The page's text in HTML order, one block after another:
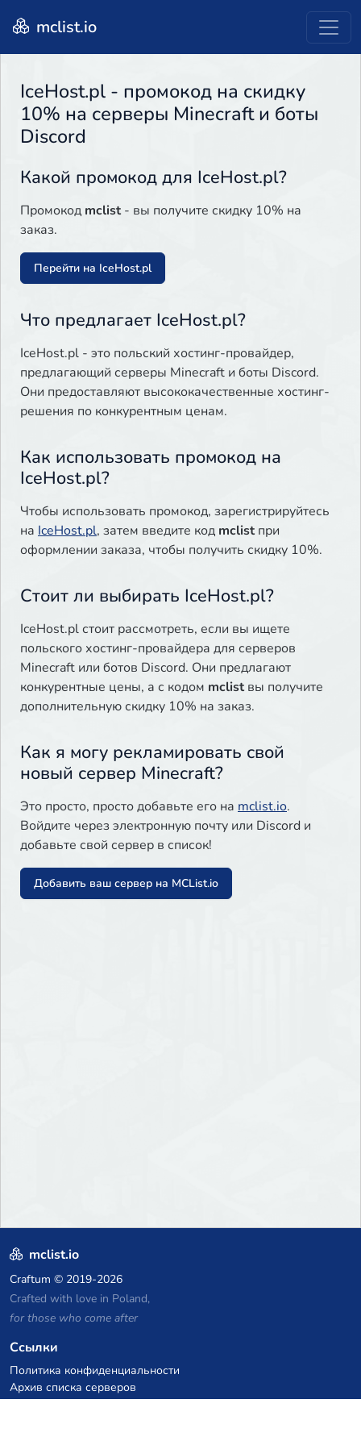
mclist.io
IceHost.pl - промокод на скидку
10% на серверы Minecraft и боты
Discord
Какой промокод для IceHost.pl?
Промокод mclist- вы получите скидку 10% на
заказ.
Перейти на IceHost.pl
Что предлагает IceHost.pl?
IceHost.pl - это польский хостинг-провайдер,
предлагающий серверы Minecraft и боты Discord.
Они предоставляют высококачественные хостинг-
решения по конкурентным ценам.
Как использовать промокод на
IceHost.pl?
Чтобы использовать промокод, зарегистрируйтесь
на IceHost.pl, затем введите код mclist при
оформлении заказа, чтобы получить скидку 10%.
Стоит ли выбирать IceHost.pl?
IceHost.pl стоит рассмотреть, если вы ищете
польского хостинг-провайдера для серверов
Minecraft или ботов Discord. Они предлагают
конкурентные цены, а с кодом mclistвы получите
дополнительную скидку 10% на заказ.
Как я могу рекламировать свой
новый сервер Minecraft?
Это просто, просто добавьте его на mclist.io.
Войдите через электронную почту или Discord и
добавьте свой сервер в список!
Добавить ваш сервер на MCList.io
mclist.io
Craftum © 2019-2026
Crafted with love in Poland,
for those who come after
Ссылки
Политика конфиденциальности
Архив списка серверов
Статистика